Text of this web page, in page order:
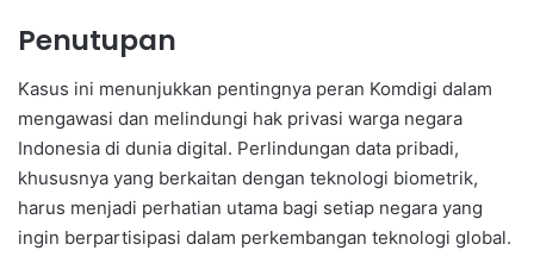
Penutupan
Kasus ini menunjukkan pentingnya peran Komdigi dalam
mengawasi dan melindungi hak privasi warga negara
Indonesia di dunia digital. Perlindungan data pribadi,
khususnya yang berkaitan dengan teknologi biometrik,
harus menjadi perhatian utama bagi setiap negara yang
ingin berpartisipasi dalam perkembangan teknologi global.